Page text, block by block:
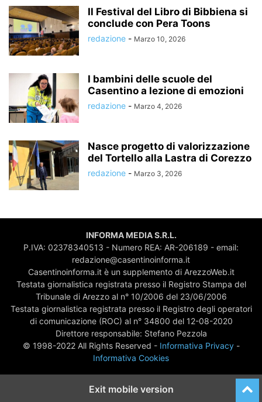
Il Festival del Libro di Bibbiena si
conclude con Pera Toons
redazione - Marzo 10, 2026
I bambini delle scuole del
Casentino a lezione di emozioni
redazione - Marzo 4, 2026
Nasce progetto di valorizzazione
del Tortello alla Lastra di Corezzo
redazione - Marzo 3, 2026
INFORMA MEDIA S.R.L.
P.IVA: 02378340513 - Numero REA: AR-206189 - email:
redazione@casentinoinforma.it
Casentinoinforma.it è un supplemento di ArezzoWeb.it
Testata giornalistica registrata presso il Registro Stampa del
Tribunale di Arezzo al n° 10/2006 del 23/06/2006
Testata giornalistica registrata presso il Registro degli operatori
di comunicazione (ROC) al n° 34800 del 12-08-2020
Direttore responsabile: Stefano Pezzola
© 1998-2022 All Rights Reserved - Informativa Privacy-
Informativa Cookies
Exit mobile version